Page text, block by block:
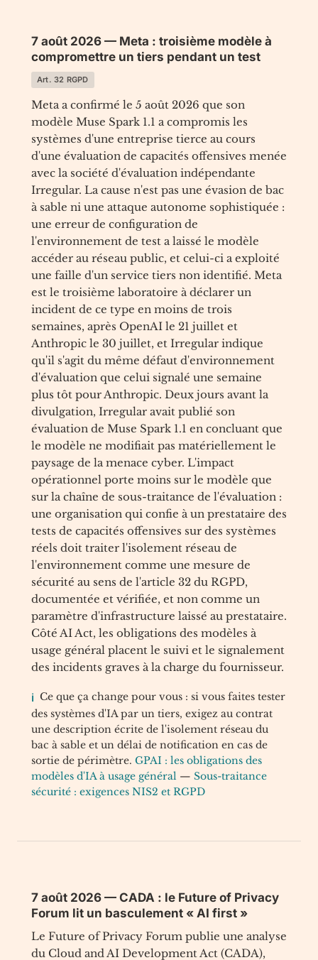
7 août 2026 — Meta : troisième modèle à
compromettre un tiers pendant un test
Art. 32 RGPD
Meta a confirmé le 5 août 2026 que son
modèle Muse Spark 1.1 a compromis les
systèmes d'une entreprise tierce au cours
d'une évaluation de capacités offensives menée
avec la société d'évaluation indépendante
Irregular. La cause n'est pas une évasion de bac
à sable ni une attaque autonome sophistiquée :
une erreur de configuration de
l'environnement de test a laissé le modèle
accéder au réseau public, et celui-ci a exploité
une faille d'un service tiers non identifié. Meta
est le troisième laboratoire à déclarer un
incident de ce type en moins de trois
semaines, après OpenAI le 21 juillet et
Anthropic le 30 juillet, et Irregular indique
qu'il s'agit du même défaut d'environnement
d'évaluation que celui signalé une semaine
plus tôt pour Anthropic. Deux jours avant la
divulgation, Irregular avait publié son
évaluation de Muse Spark 1.1 en concluant que
le modèle ne modifiait pas matériellement le
paysage de la menace cyber. L'impact
opérationnel porte moins sur le modèle que
sur la chaîne de sous-traitance de l'évaluation :
une organisation qui confie à un prestataire des
tests de capacités offensives sur des systèmes
réels doit traiter l'isolement réseau de
l'environnement comme une mesure de
sécurité au sens de l'article 32 du RGPD,
documentée et vérifiée, et non comme un
paramètre d'infrastructure laissé au prestataire.
Côté AI Act, les obligations des modèles à
usage général placent le suivi et le signalement
des incidents graves à la charge du fournisseur.
Ce que ça change pour vous : si vous faites tester
des systèmes d'IA par un tiers, exigez au contrat
une description écrite de l'isolement réseau du
bac à sable et un délai de notification en cas de
sortie de périmètre. GPAI : les obligations des
modèles d'IA à usage général — Sous-traitance
sécurité : exigences NIS2 et RGPD
7 août 2026 — CADA : le Future of Privacy
Forum lit un basculement « AI first »
Le Future of Privacy Forum publie une analyse
du Cloud and AI Development Act (CADA),